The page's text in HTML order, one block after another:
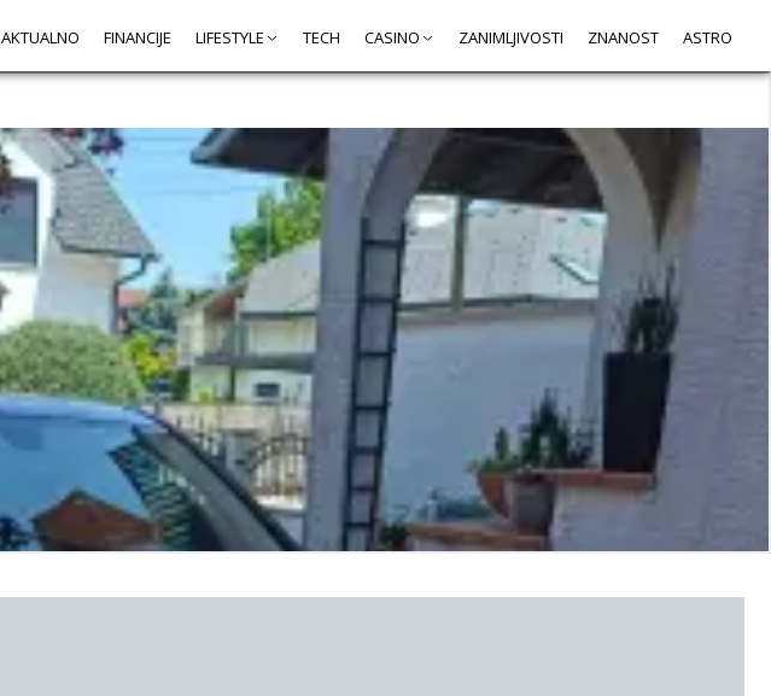
AKTUALNO FINANCIJE LIFESTYLE TECH CASINO ZANIMLJIVOSTI ZNANOST ASTRO